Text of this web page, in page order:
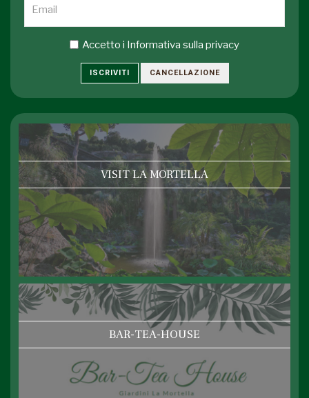
Accetto i Informativa sulla privacy
ISCRIVITI CANCELLAZIONE
VISIT LA MORTELLA
BAR-TEA-HOUSE